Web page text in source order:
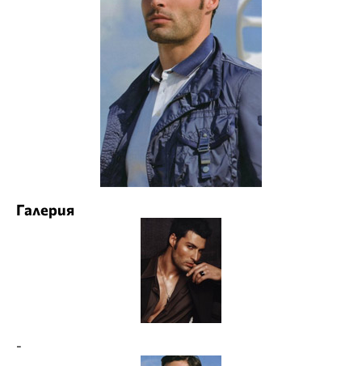
Галерия
-